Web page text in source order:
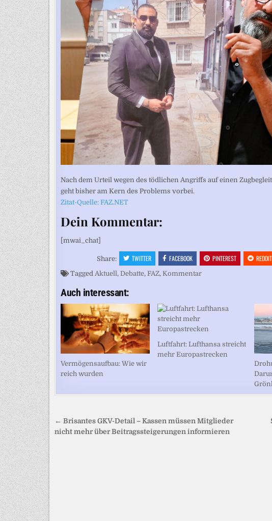
Nach dem Urteil wegen des tödlichen Angriffs auf einen
geht bisher am Kern des Problems vorbei.
Zitat-Quelle: FAZ.NET
Dein Kommentar:
[mwai_chat]
Share: TWITTER FACEBOOK PINTEREST REDDIT
Tagged Aktuell, Debatte, FAZ, Kommentar
Auch interessant:
Vermögensaufbau: Wie wir
reich wurden
Luftfahrt: Lufthansa streicht
mehr Europastrecken
Beitragsnavigation
← Brisantes GKV-Detail – Kassen müssen Mitglieder
nicht mehr über Beitragssteigerungen informieren